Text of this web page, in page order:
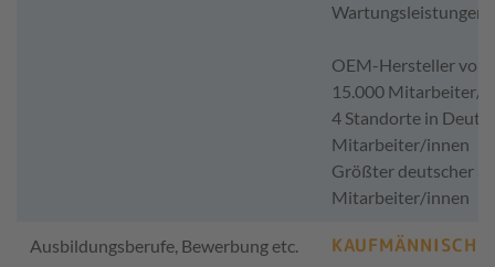
Wartungsleistungen
OEM-Hersteller von
15.000 Mitarbeiter/
4 Standorte in
Mitarbeiter/innen
Größter deutscher
Mitarbeiter/innen
Ausbildungsberufe, Bewerbung etc. KAUFMÄNNISCH